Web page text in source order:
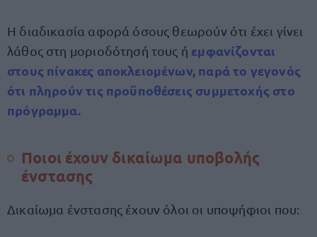
Η διαδικασία αφορά όσους θεωρούν ότι έχει γίνει
λάθος στη μοριοδότησή τους ή εμφανίζονται
στους πίνακες αποκλειομένων, παρά το γεγονός
ότι πληρούν τις προϋποθέσεις συμμετοχής στο
πρόγραμμα.
Ποιοι έχουν δικαίωμα υποβολής
ένστασης
Δικαίωμα ένστασης έχουν όλοι οι υποψήφιοι που: